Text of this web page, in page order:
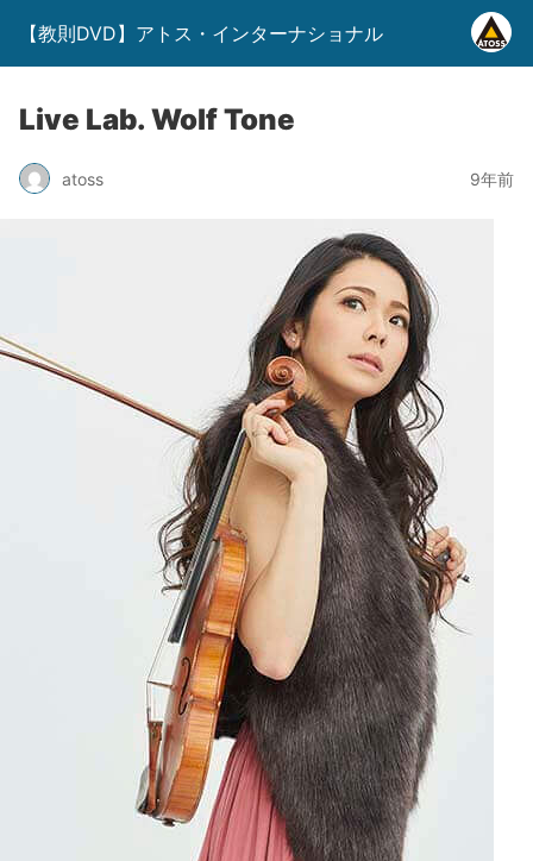
【教則DVD】アトス・インターナショナル
Live Lab. Wolf Tone
atoss 9年前